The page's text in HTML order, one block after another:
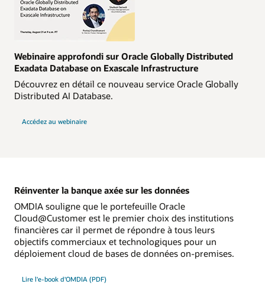
Webinaire approfondi sur Oracle Globally Distributed
Exadata Database on Exascale Infrastructure
Découvrez en détail ce nouveau service Oracle Globally
Distributed AI Database.
Accédez au webinaire
Réinventer la banque axée sur les données
OMDIA souligne que le portefeuille Oracle
Cloud@Customer est le premier choix des institutions
financières car il permet de répondre à tous leurs
objectifs commerciaux et technologiques pour un
déploiement cloud de bases de données on-premises.
Lire l'e-book d'OMDIA (PDF)